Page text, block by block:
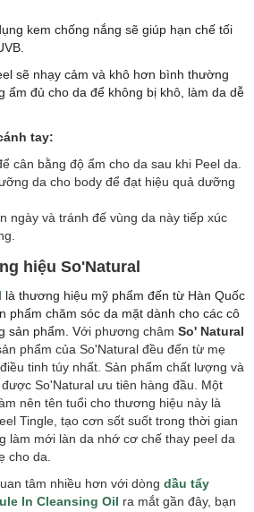
kem chống nắng sẽ giúp hạn chế tối
sẽ nhạy cảm và khô hơn bình thường
ẩm đủ cho da để không bị khô, làm da dễ
tay:
cân bằng độ ẩm cho da sau khi Peel da.
da cho body để đạt hiệu quả dưỡng
ngày và tránh đế vùng da này tiếp xúc
hiệu So'Natural
là thương hiệu mỹ phẩm đến từ Hàn Quốc
phẩm chăm sóc da mặt dành cho các cô
sản phẩm. Với phương châm So' Natural
phẩm của So'Natural đều đến từ mẹ
tinh túy nhất. Sản phẩm chất lượng và
So'Natural ưu tiên hàng đầu. Một
nên tên tuổi cho thương hiệu này là
Tingle, tạo cơn sốt suốt trong thời gian
làm mới làn da nhớ cơ chế thay peel da
cho da.
tâm nhiều hơn với dòng dầu tẩy
In Cleansing Oil ra mắt gần đây, bạn